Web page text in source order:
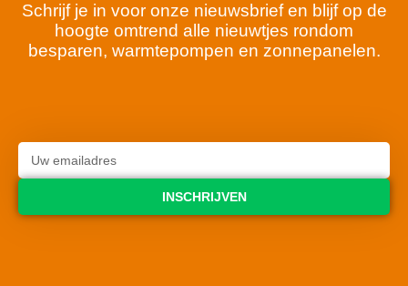
Schrijf je in voor onze nieuwsbrief en blijf op de
hoogte omtrend alle nieuwtjes rondom
besparen, warmtepompen en zonnepanelen.
INSCHRIJVEN